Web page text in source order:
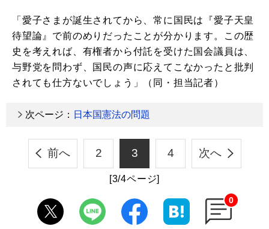
「愛子さまが誕生されてから、常に国民は『愛子天皇
待望論』で前のめりだったことが分かります。この歴
史を考えれば、有権者から付託を受けた国会議員は、
与野党を問わず、国民の声に応えてこなかったと批判
されても仕方ないでしょう」（同・担当記者）
次ページ： 日本国憲法の問題
前へ 2 3 4 次へ
[3/4ページ]
0